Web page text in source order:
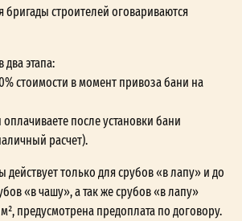
строителей оговариваются
этапа:
стоимости в момент привоза бани на
после установки бани
расчет).
действует только для срубов «в лапу» и до
«в чашу», а так же срубов «в лапу»
предусмотрена предоплата по договору.